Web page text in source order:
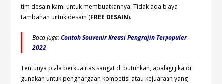
tim desain kami untuk membuatkannya. Tidak ada biaya
tambahan untuk desain (FREE DESAIN).
Baca Juga:Contoh Souvenir Kreasi Pengrajin Terpopuler
2022
Tentunya piala berkualitas sangat di butuhkan, apalagi jika di
gunakan untuk penghargaan kompetisi atau kejuaraan yang